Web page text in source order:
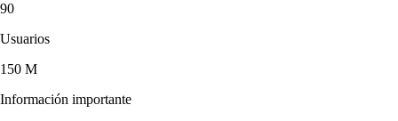
90
Usuarios
150 M
Información importante